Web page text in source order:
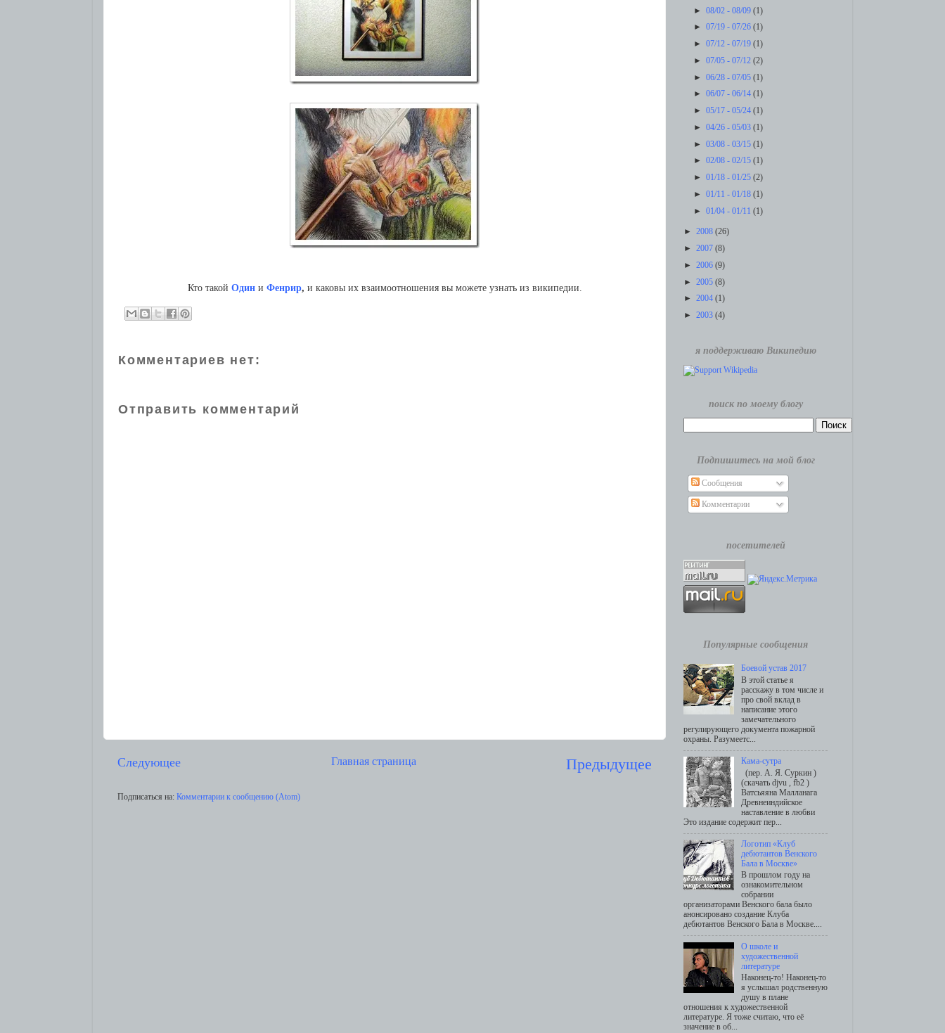
Кто такой Одини Фенрир, и каковы их взаимоотношения вы можете узнать из википедии.
Комментариев нет:
Отправить комментарий
Следующее Предыдущее
Главная страница
Подписаться на: Комментарии к сообщению (Atom)
►08/02 - 08/09(1)
►07/19 - 07/26(1)
►07/12 - 07/19(1)
►07/05 - 07/12(2)
►06/28 - 07/05(1)
►06/07 - 06/14(1)
►05/17 - 05/24(1)
►04/26 - 05/03(1)
►03/08 - 03/15(1)
►02/08 - 02/15(1)
►01/18 - 01/25(2)
►01/11 - 01/18(1)
►01/04 - 01/11(1)
► 2008 (26)
► 2007 (8)
► 2006 (9)
► 2005 (8)
► 2004 (1)
► 2003 (4)
я поддерживаю Википедию
поиск по моему блогу
Подпишитесь на мой блог
Сообщения
Комментарии
посетителей
Популярные сообщения
Боевой устав 2017
В этой статье я
расскажу в том числе и
про свой вклад в
написание этого
замечательного
регулирующего документа пожарной
охраны. Разумеетс...
Кама-сутра
(пер. А. Я. Суркин )
(скачать djvu , fb2 )
Ватсьяяна Малланага
Древнеиндийское
наставление в любви
Это издание содержит пер...
Логотип «Клуб
дебютантов Венского
Бала в Москве»
В прошлом году на
ознакомительном
собрании
организаторами Венского бала было
анонсировано создание Клуба
дебютантов Венского Бала в Москве....
О школе и
художественной
литературе
Наконец-то! Наконец-то
я услышал родственную
душу в плане
отношения к художественной
литературе. Я тоже считаю, что её
значение в об...